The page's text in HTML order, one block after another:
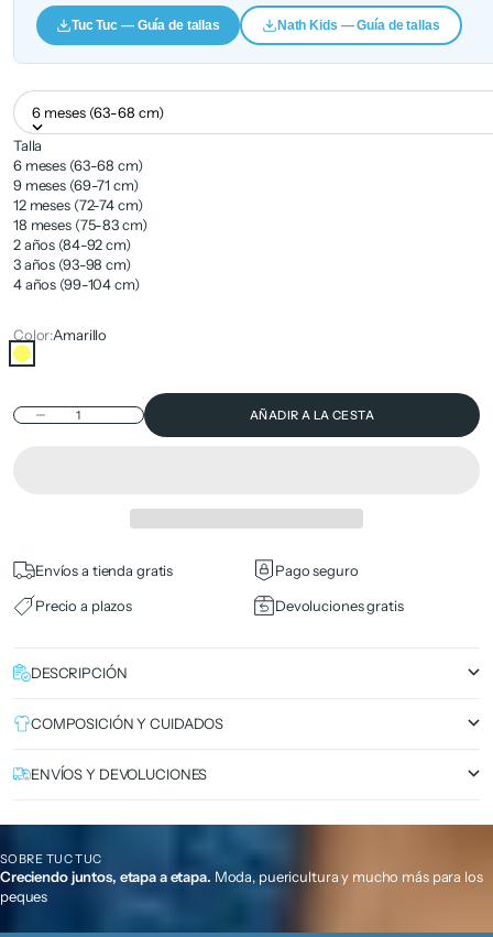
Tuc Tuc — Guía de tallas Nath Kids — Guía de tallas
6 meses (63-68 cm)
Talla
6 meses (63-68 cm)
9 meses (69-71 cm)
12 meses (72-74 cm)
18 meses (75-83 cm)
2 años (84-92 cm)
3 años (93-98 cm)
4 años (99-104 cm)
Color:Amarillo
Amarillo
Reducir cantidad AÑADIR A LA CESTA
Envíos a tienda gratis
Pago seguro
Precio a plazos
Devoluciones gratis
DESCRIPCIÓN
COMPOSICIÓN Y CUIDADOS
ENVÍOS Y DEVOLUCIONES
SOBRE TUC TUC
Creciendo juntos, etapa a etapa. Moda, puericultura y mucho más para los
peques